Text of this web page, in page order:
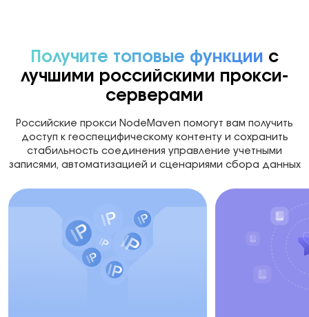
Получите топовые функции с
лучшими российскими прокси-
серверами
Российские прокси NodeMaven помогут вам получить
доступ к геоспецифическому контенту и сохранить
стабильность соединения управление учетными
записями, автоматизацией и сценариями сбора данных